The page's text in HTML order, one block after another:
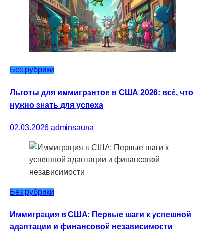
Без рубрики
Льготы для иммигрантов в США 2026: всё, что
нужно знать для успеха
02.03.2026 adminsauna
Без рубрики
Иммиграция в США: Первые шаги к успешной
адаптации и финансовой независимости